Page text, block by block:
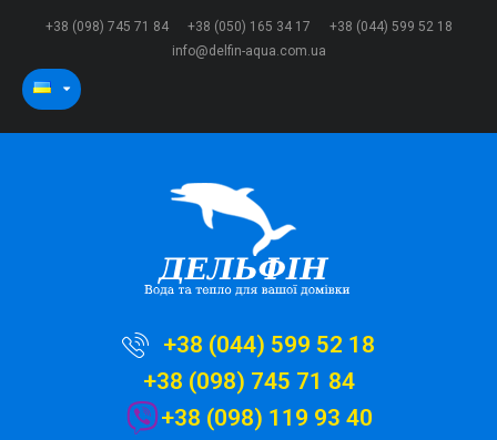
+38 (098) 745 71 84 +38 (050) 165 34 17
+38 (044) 599 52 18
info@delfin-aqua.com.ua
+38 (044) 599 52 18
+38 (098) 745 71 84
+38 (098) 119 93 40